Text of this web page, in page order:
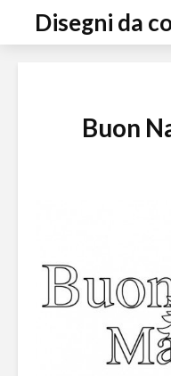
Disegni da
Buon